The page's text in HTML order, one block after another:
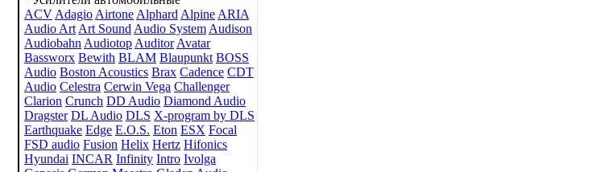
ACV Adagio Airtone Alphard Alpine ARIA
Audio Art Art Sound Audio System Audison
Audiobahn Audiotop Auditor Avatar
Bassworx Bewith BLAM Blaupunkt BOSS
Audio Boston Acoustics Brax Cadence CDT
Audio Celestra Cerwin Vega Challenger
Clarion Crunch DD Audio Diamond Audio
Dragster DL Audio DLS X-program by DLS
Earthquake Edge E.O.S. Eton ESX Focal
FSD audio Fusion Helix Hertz Hifonics
Hyundai INCAR Infinity Intro Ivolga